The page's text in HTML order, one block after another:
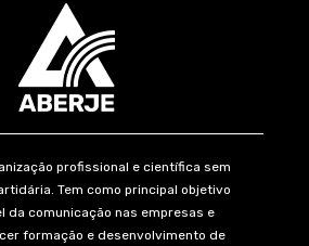
profissional e científica sem
Tem como principal objetivo
da comunicação nas empresas e
formação e desenvolvimento de